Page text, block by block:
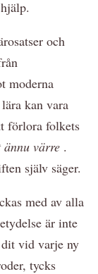
och
moderna
kan vara
förlora folkets
värre .
själv säger.
med av alla
är inte
vid varje ny
tycks